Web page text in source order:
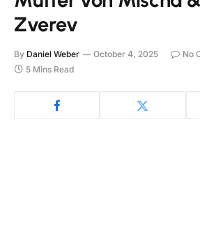
Zverev
By Daniel Weber October 4, 2025
No
5 Mins Read